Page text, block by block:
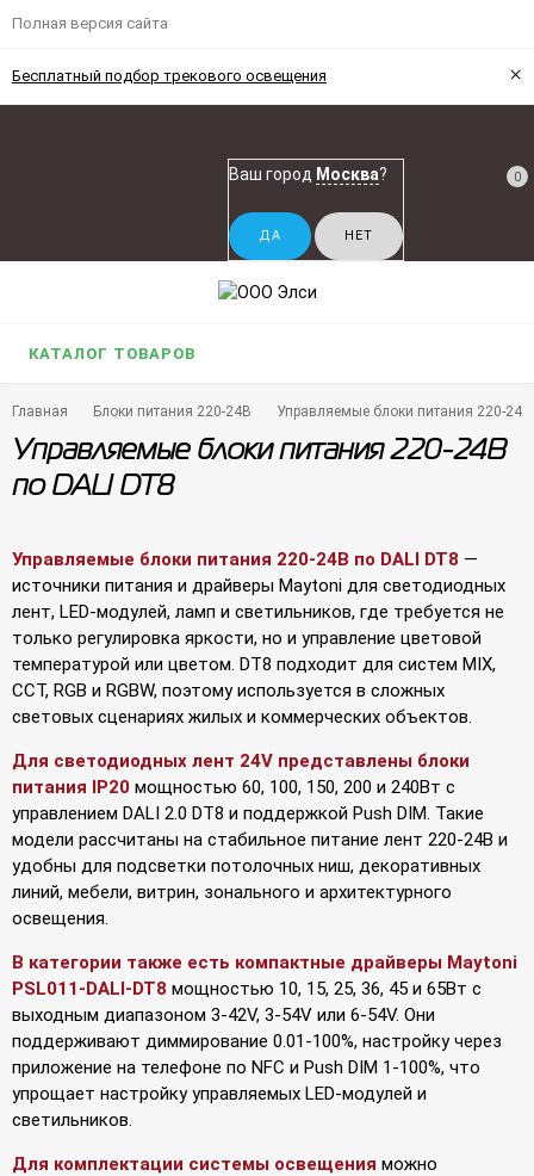
Полная версия сайта
Бесплатный подбор трекового освещения ×
Ваш город Москва? 0
КАТАЛОГ ТОВАРОВ
Главная Блоки питания 220-24В Управляемые блоки питания 220-24В
Управляемые блоки питания 220-24В
по DALI DT8
Управляемые блоки питания 220-24В по DALI DT8 —
источники питания и драйверы Maytoni для светодиодных
лент, LED-модулей, ламп и светильников, где требуется не
только регулировка яркости, но и управление цветовой
температурой или цветом. DT8 подходит для систем MIX,
CCT, RGB и RGBW, поэтому используется в сложных
световых сценариях жилых и коммерческих объектов.
Для светодиодных лент 24V представлены блоки
питания IP20 мощностью 60, 100, 150, 200 и 240Вт с
управлением DALI 2.0 DT8 и поддержкой Push DIM. Такие
модели рассчитаны на стабильное питание лент 220-24В и
удобны для подсветки потолочных ниш, декоративных
линий, мебели, витрин, зонального и архитектурного
освещения.
В категории также есть компактные драйверы Maytoni
PSL011-DALI-DT8 мощностью 10, 15, 25, 36, 45 и 65Вт с
выходным диапазоном 3-42V, 3-54V или 6-54V. Они
поддерживают диммирование 0.01-100%, настройку через
приложение на телефоне по NFC и Push DIM 1-100%, что
упрощает настройку управляемых LED-модулей и
светильников.
Для комплектации системы освещения можно